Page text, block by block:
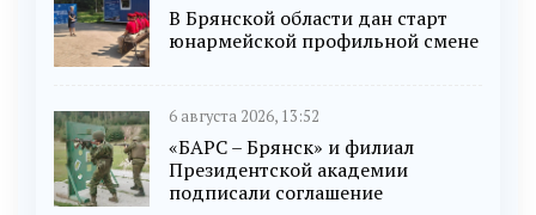
В Брянской области дан старт
юнармейской профильной смене
6 августа 2026, 13:52
«БАРС – Брянск» и филиал
Президентской академии
подписали соглашение